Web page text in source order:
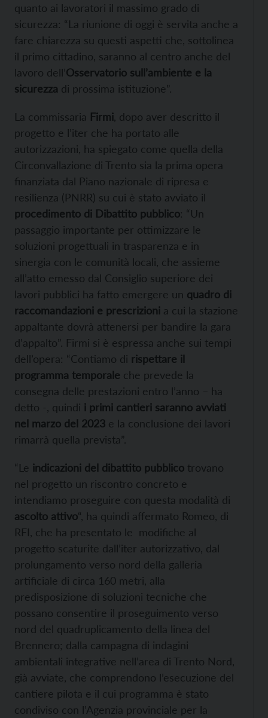
quanto ai lavoratori il massimo grado di
sicurezza: “La riunione di oggi è servita anche a
fare chiarezza su questi aspetti che, sottolinea
il primo cittadino, saranno al centro anche del
lavoro dell’Osservatorio sull’ambiente e la
sicurezza di prossima istituzione”.
La commissaria Firmi , dopo aver descritto il
progetto e l’iter che ha portato alle
autorizzazioni, ha spiegato come quella della
Circonvallazione di Trento sia la prima opera
finanziata dal Piano nazionale di ripresa e
resilienza (PNRR) su cui è stato avviato il
procedimento di Dibattito pubblico: “Un
passaggio importante per ottimizzare le
soluzioni progettuali in trasparenza e in
sinergia con le comunità locali, che assieme
all’atto emesso dal Consiglio superiore dei
lavori pubblici ha fatto emergere un quadro di
raccomandazioni e prescrizioni a cui la stazione
appaltante dovrà attenersi per bandire la gara
d’appalto”. Firmi si è espressa anche sui tempi
dell’opera: “Contiamo di rispettare il
programma temporale che prevede la
consegna delle prestazioni entro l’anno – ha
detto -, quindi i primi cantieri saranno avviati
nel marzo del 2023 e la conclusione dei lavori
rimarrà quella prevista”.
“Le indicazioni del dibattito pubblico trovano
nel progetto un riscontro concreto e
intendiamo proseguire con questa modalità di
ascolto attivo“, ha quindi affermato Romeo, di
RFI, che ha presentato le modifiche al
progetto scaturite dall’iter autorizzativo, dal
prolungamento verso nord della galleria
artificiale di circa 160 metri, alla
predisposizione di soluzioni tecniche che
possano consentire il proseguimento verso
nord del quadruplicamento della linea del
Brennero; dalla campagna di indagini
ambientali integrative nell’area di Trento Nord,
già avviate, che comprendono l’esecuzione del
cantiere pilota e il cui programma è stato
condiviso con l’Agenzia provinciale per la